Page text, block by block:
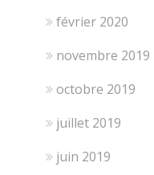
février 2020
novembre 2019
octobre 2019
juillet 2019
juin 2019